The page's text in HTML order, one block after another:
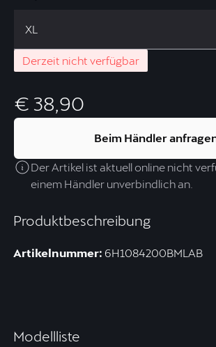
Produktbeschreibung
Artikelnummer: 6H1084200BMLAB
Modellliste
XL
Derzeit nicht verfügbar
€ 38,90
Beim Händler
Der Artikel ist aktuell online nicht
einem Händler unverbindlich an.